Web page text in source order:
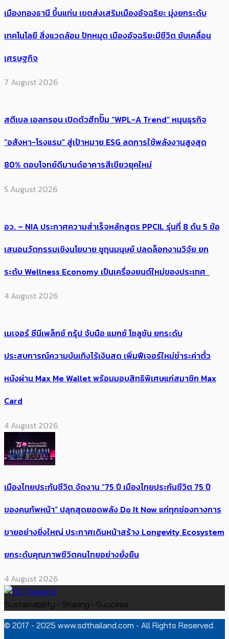
เมืองทองธานี ขึ้นแท่น เขตส่งเสริมเมืองอัจฉริยะ มุ่งยกระดับ
เทคโนโลยี สิ่งแวดล้อม ปักหมุด เมืองอัจฉริยะมีชีวิต ขับเคลื่อน
เศรษฐกิจ
7 August 2026
สตีเบล เอลทรอน เปิดตัวฮีทปั๊ม “WPL-A Trend” หนุนธุรกิจ
“อสังหา-โรงแรม” สู่เป้าหมาย ESG ลดการใช้พลังงานสูงสุด
80% ตอบโจทย์ดีมานด์อาคารสีเขียวยุคใหม่
5 August 2026
อว. – NIA ประกาศความสำเร็จหลักสูตร PPCIL รุ่นที่ 8 ดัน 5 ข้อ
เสนอนวัตกรรมเชิงนโยบาย ชูทุนมนุษย์ ปลดล็อกงานวิจัย ยก
ระดับ Wellness Economy เป็นเครื่องยนต์ใหม่ของประเทศ
4 August 2026
เมเจอร์ ซีนีเพล็กซ์ กรุ้ป จับมือ แมกซ์ โซลูชัน ยกระดับ
ประสบการณ์ความบันเทิงไร้เงินสด เพิ่มฟีเจอร์ใหม่ชำระค่าตั๋ว
หนังผ่าน Max Me Wallet พร้อมมอบสิทธิพิเศษแก่สมาชิก Max
Card
4 August 2026
เมืองไทยประกันชีวิต จัดงาน “75 ปี เมืองไทยประกันชีวิต 75 ปี
ของคนทัพหน้า” ปลุกสุดยอดพลัง Do It Now แก่ทุกช่องทางการ
ขายอย่างยิ่งใหญ่ ประกาศเดินหน้าสร้าง Longevity Ecosystem
ยกระดับคุณภาพชีวิตคนไทยอย่างยั่งยืน
4 August 2026
Sustainability • Sharing • Success
© 2017 - 2025 www.sdthailand.com - All Rights Reserved.